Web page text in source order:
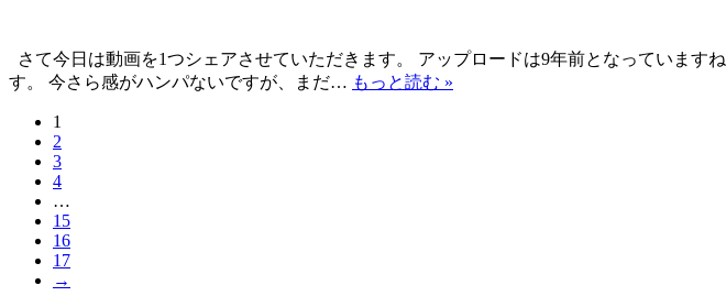
さて今日は動画を1つシェアさせていただきます。 アップロードは9年前となっていま
す。 今さら感がハンパないですが、まだ… もっと読む »
1
2
3
4
…
15
16
17
→